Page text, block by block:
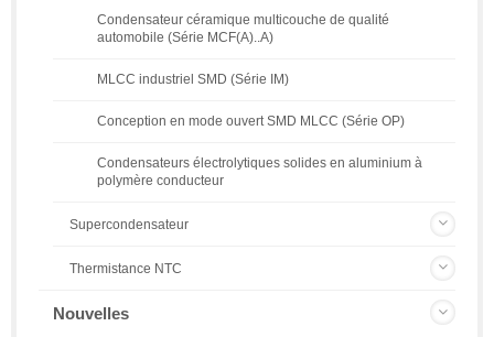
Condensateur céramique multicouche de qualité
automobile (Série MCF(A)..A)
MLCC industriel SMD (Série IM)
Conception en mode ouvert SMD MLCC (Série OP)
Condensateurs électrolytiques solides en aluminium à
polymère conducteur
Supercondensateur
Thermistance NTC
Nouvelles